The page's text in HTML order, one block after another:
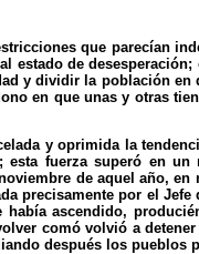
que parecían
de
y dividir la población
en que unas y otras
y oprimida la
fuerza superó en
de aquel año,
precisamente por el
ascendido,
comó volvió a
después los